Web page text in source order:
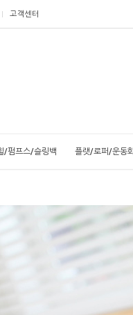
고객센터
/펌프스/슬링백 플랫/로퍼/운동